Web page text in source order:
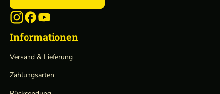
Informationen
Versand & Lieferung
Zahlungsarten